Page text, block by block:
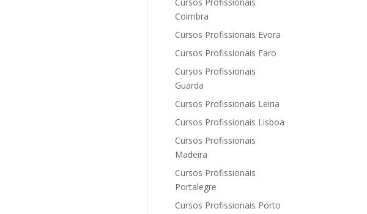
Coimbra
Cursos Profissionais Evora
Cursos Profissionais Faro
Cursos Profissionais
Guarda
Cursos Profissionais Leiria
Cursos Profissionais Lisboa
Cursos Profissionais
Madeira
Cursos Profissionais
Portalegre
Cursos Profissionais Porto